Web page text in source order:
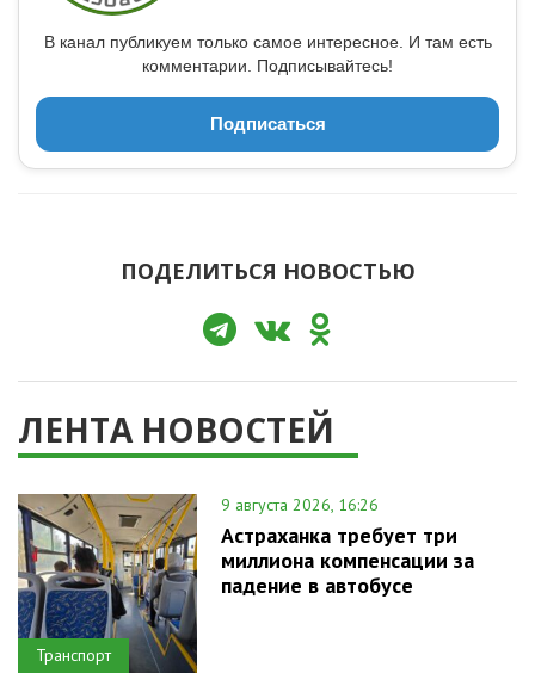
В канал публикуем только самое интересное. И там есть
комментарии. Подписывайтесь!
Подписаться
ПОДЕЛИТЬСЯ НОВОСТЬЮ
ЛЕНТА НОВОСТЕЙ
Транспорт
9 августа 2026, 16:26
Астраханка требует три
миллиона компенсации за
падение в автобусе